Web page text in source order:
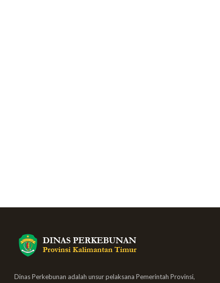
Dinas Perkebunan adalah unsur pelaksana Pemerintah Provinsi,